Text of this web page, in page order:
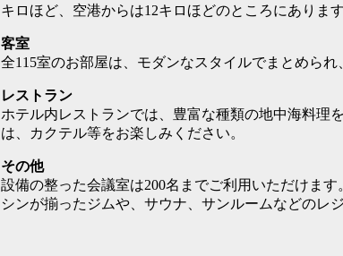
キロほど、空港からは12キロほどのところにあります
客室
全115室のお部屋は、モダンなスタイルでまとめられ
レストラン
ホテル内レストランでは、豊富な種類の地中海料理
は、カクテル等をお楽しみください。
その他
設備の整った会議室は200名までご利用いただけま
シンが揃ったジムや、サウナ、サンルームなどのレ